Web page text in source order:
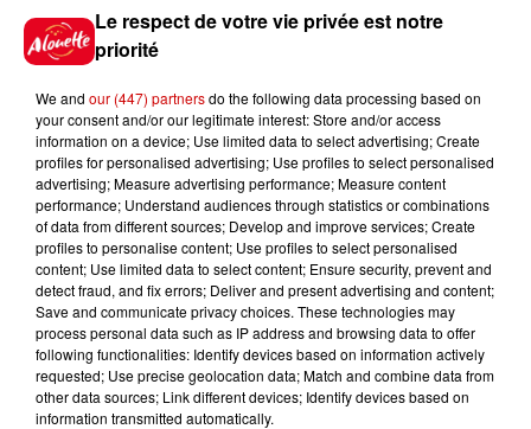
5 août 2026
par...
5 août 2026
"Attention au démarchage
abusif" : la préfecture de la
Gironde...
5 août 2026
À LA UNE : incendie à La
Rochelle, mégaferme de
saumons et succès...
Le respect de votre vie privée est notre
priorité
We and our (447) partnersdo the following data processing based on
your consent and/or our legitimate interest: Store and/or access
information on a device; Use limited data to select advertising; Create
profiles for personalised advertising; Use profiles to select personalised
advertising; Measure advertising performance; Measure content
performance; Understand audiences through statistics or combinations
of data from different sources; Develop and improve services; Create
profiles to personalise content; Use profiles to select personalised
content; Use limited data to select content; Ensure security, prevent and
detect fraud, and fix errors; Deliver and present advertising and content;
Save and communicate privacy choices. These technologies may
process personal data such as IP address and browsing data to offer
following functionalities: Identify devices based on information actively
requested; Use precise geolocation data; Match and combine data from
other data sources; Link different devices; Identify devices based on
information transmitted automatically.